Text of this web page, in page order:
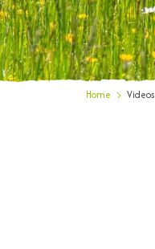
Home Videos